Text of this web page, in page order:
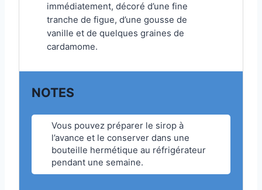
immédiatement, décoré d’une fine
tranche de figue, d’une gousse de
vanille et de quelques graines de
cardamome.
NOTES
Vous pouvez préparer le sirop à
l’avance et le conserver dans une
bouteille hermétique au réfrigérateur
pendant une semaine.